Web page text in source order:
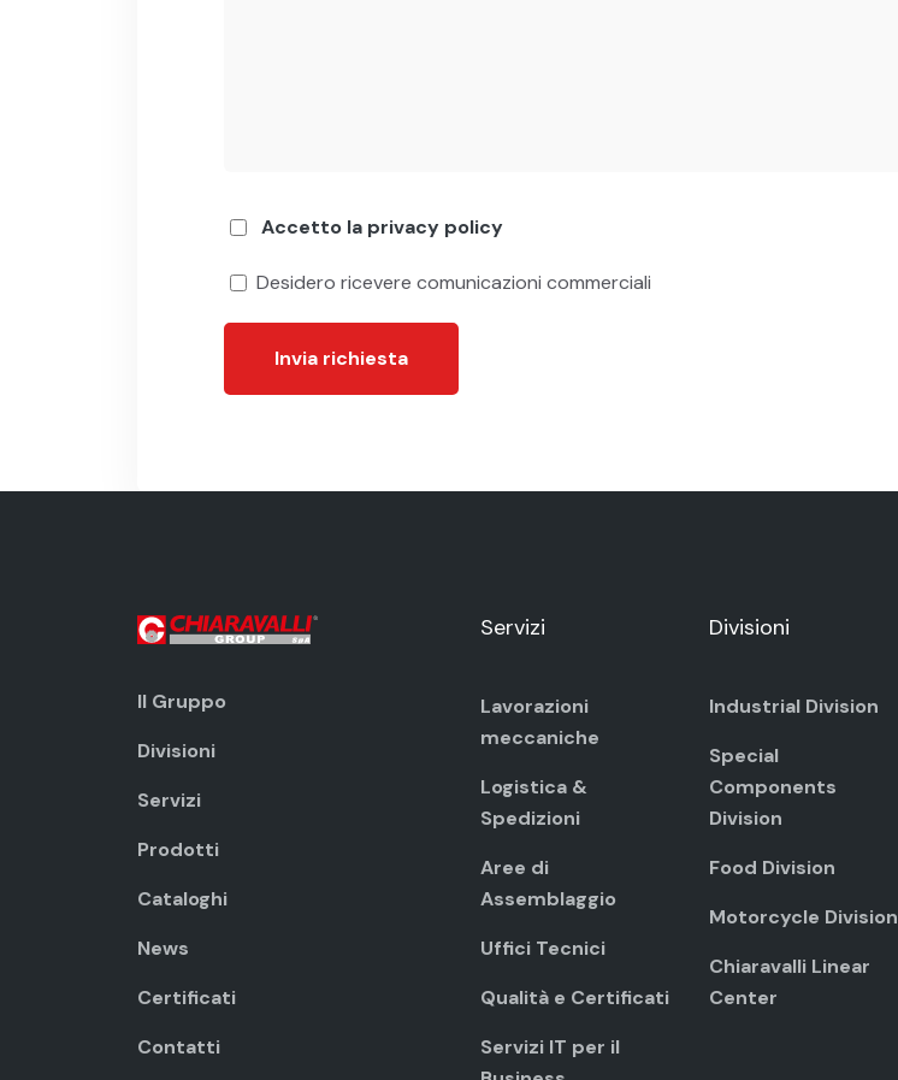
Accetto la privacy policy
Desidero ricevere comunicazioni commerciali
Invia richiesta
Il Gruppo
Divisioni
Servizi
Prodotti
Cataloghi
News
Certificati
Contatti
Servizi
Lavorazioni
meccaniche
Logistica &
Spedizioni
Aree di
Assemblaggio
Uffici Tecnici
Qualità e Certificati
Servizi IT per il
Divisioni
Industrial Division
Special
Components
Division
Food Division
Motorcycle Division
Chiaravalli Linear
Center